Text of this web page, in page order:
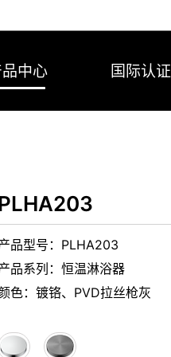
中心 国际认证
品型号：PLHA203
品系列：恒温淋浴器
色：镀铬、PVD拉丝枪灰